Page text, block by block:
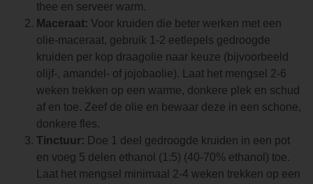
thee en serveer warm.
Maceraat: Voor kruiden die beter werken met een
olie-maceraat, gebruik 1-2 eetlepels gedroogde
kruiden per kop draagolie naar keuze (bijvoorbeeld
olijf-, amandel- of jojobaolie). Laat het mengsel 2-6
weken trekken op een warme, donkere plek en schud
af en toe. Zeef de olie en bewaar deze in een schone,
donkere fles.
Tinctuur: Doe 1 deel gedroogde kruiden in een pot
en voeg 5 delen ethanol (1:5) (40-70% ethanol) toe.
Laat het mengsel minimaal 2-4 weken trekken op een